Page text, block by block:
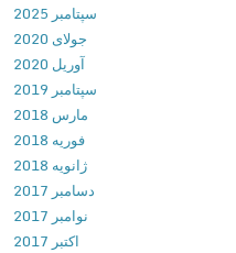
.
2
د
ا
ن
ل
و
د
ب
سپتامبر 2025
جولای 2020
آوریل 2020
سپتامبر 2019
مارس 2018
فوریه 2018
ژانویه 2018
دسامبر 2017
نوامبر 2017